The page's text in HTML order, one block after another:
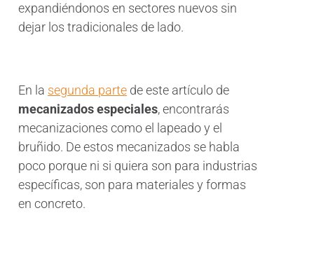
expandiéndonos en sectores nuevos sin
dejar los tradicionales de lado.
En la segunda parte de este artículo de
mecanizados especiales, encontrarás
mecanizaciones como el lapeado y el
bruñido. De estos mecanizados se habla
poco porque ni si quiera son para industrias
específicas, son para materiales y formas
en concreto.